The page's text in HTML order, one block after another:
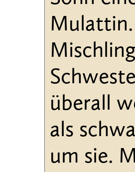
Mulattin.
überall
als
um sie.